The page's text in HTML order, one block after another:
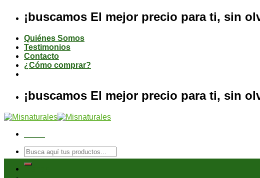
¡buscamos El mejor precio para ti, sin
Quiénes Somos
Testimonios
Contacto
¿Cómo comprar?
¡buscamos El mejor precio para ti, sin
Buscar
por: